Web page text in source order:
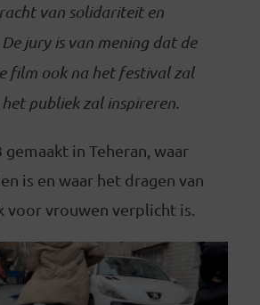
van solidariteit en
jury is van mening dat de
film ook na het festival zal
publiek zal inspireren.
gemaakt in Teheran, waar
is en waar het dragen van
voor vrouwen verplicht is.